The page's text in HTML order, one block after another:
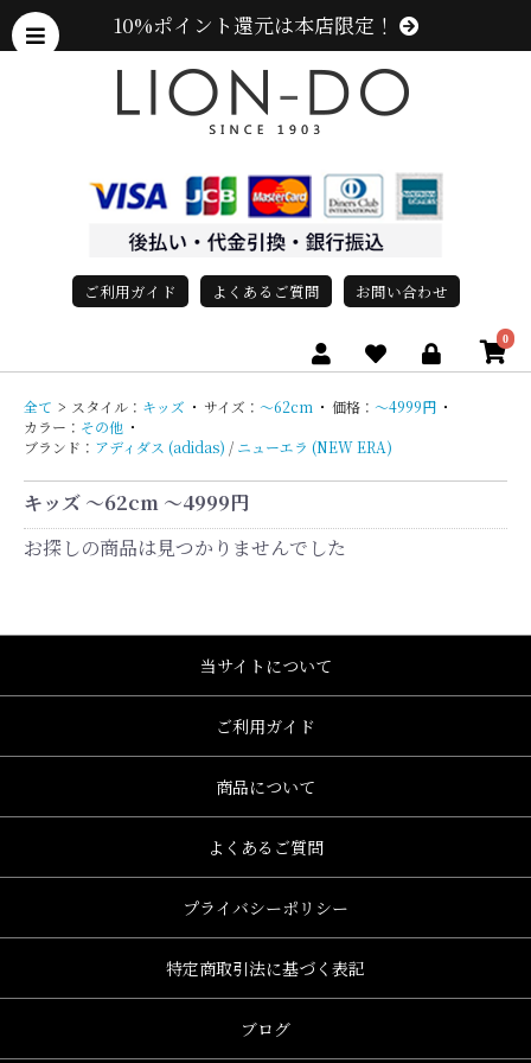
10%ポイント還元は本店限定！
ご利用ガイド よくあるご質問 お問い合わせ
0
全て > スタイル： キッズ ・ サイズ： 〜62cm ・ 価格： 〜4999円 ・
カラー： その他 ・
ブランド： アディダス (adidas) / ニューエラ (NEW ERA)
キッズ 〜62cm 〜4999円
お探しの商品は見つかりませんでした
当サイトについて
ご利用ガイド
商品について
よくあるご質問
プライバシーポリシー
特定商取引法に基づく表記
ブログ